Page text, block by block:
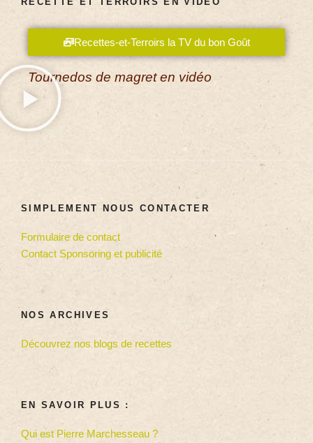
Recettes-et-Terroirs la TV du bon Goût
Tournedos de magret en vidéo
SIMPLEMENT NOUS CONTACTER
Formulaire de contact
Contact Sponsoring et publicité
NOS ARCHIVES
Découvrez nos blogs de recettes
EN SAVOIR PLUS :
Qui est Pierre Marchesseau ?